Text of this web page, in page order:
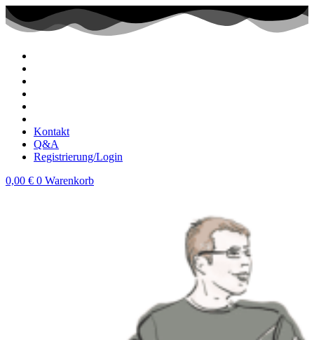
Zum
Inhalt
wechseln
Kontakt
Q&A
Registrierung/Login
0,00 € 0 Warenkorb